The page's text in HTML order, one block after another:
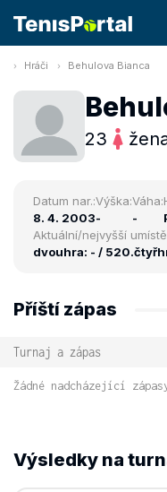
Hráči Behulova Bianca
23
Datum nar.:
8. 4. 2003
Výška:
-
Váha:
-
Aktuální/nejvyšší
dvouhra: - / 520.
Příští zápas
Turnaj a zápas
Žádné nadcházející
Výsledky na